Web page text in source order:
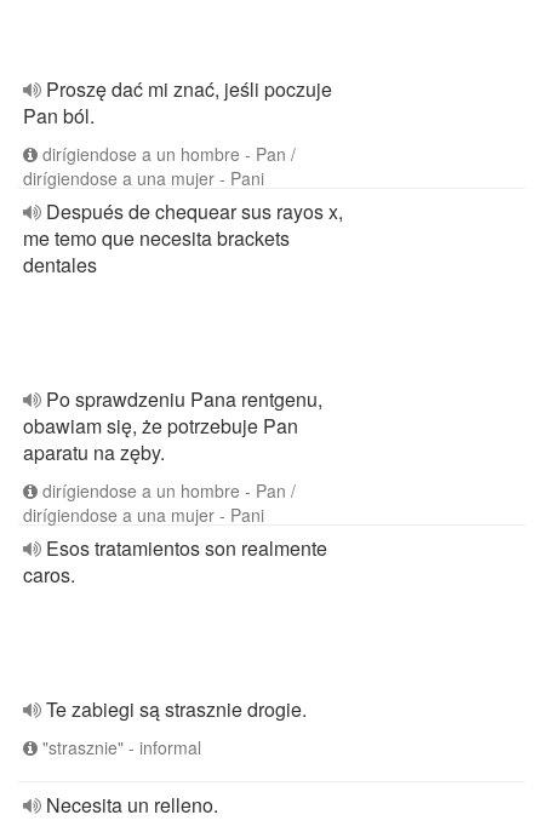
Proszę dać mi znać, jeśli poczuje
Pan ból.
dirígiendose a un hombre - Pan /
dirígiendose a una mujer - Pani
Después de chequear sus rayos x,
me temo que necesita brackets
dentales
Po sprawdzeniu Pana rentgenu,
obawiam się, że potrzebuje Pan
aparatu na zęby.
dirígiendose a un hombre - Pan /
dirígiendose a una mujer - Pani
Esos tratamientos son realmente
caros.
Te zabiegi są strasznie drogie.
"strasznie" - informal
Necesita un relleno.